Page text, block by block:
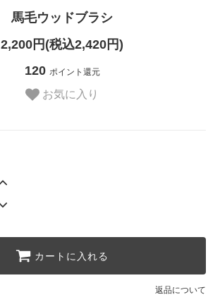
馬毛ウッドブラシ
2,200円(税込2,420円)
120 ポイント還元
お気に入り
カートに入れる
返品について